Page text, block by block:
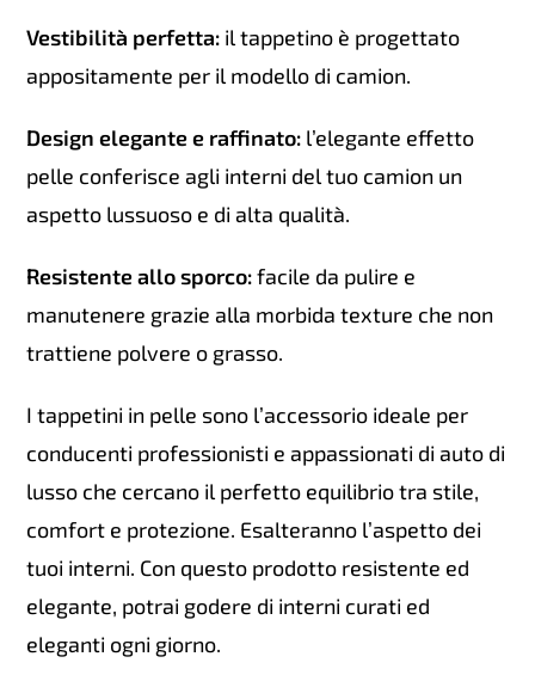
Vestibilità perfetta: il tappetino è progettato
appositamente per il modello di camion.
Design elegante e raffinato: l’elegante effetto
pelle conferisce agli interni del tuo camion un
aspetto lussuoso e di alta qualità.
Resistente allo sporco:facile da pulire e
manutenere grazie alla morbida texture che non
trattiene polvere o grasso.
I tappetini in pelle sono l’accessorio ideale per
conducenti professionisti e appassionati di auto di
lusso che cercano il perfetto equilibrio tra stile,
comfort e protezione. Esalteranno l’aspetto dei
tuoi interni. Con questo prodotto resistente ed
elegante, potrai godere di interni curati ed
eleganti ogni giorno.